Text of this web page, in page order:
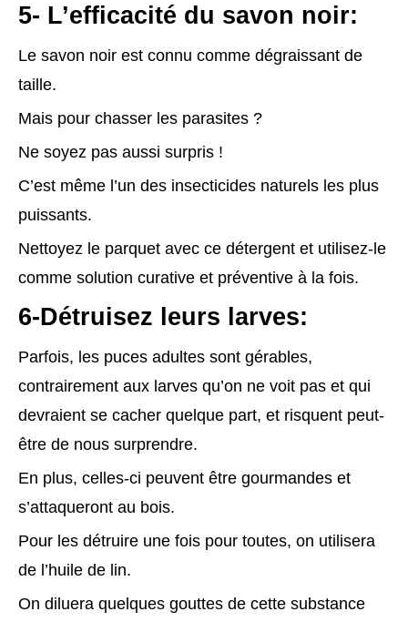
5- L’efficacité du savon noir:
Le savon noir est connu comme dégraissant de
taille.
Mais pour chasser les parasites ?
Ne soyez pas aussi surpris !
C’est même l’un des insecticides naturels les plus
puissants.
Nettoyez le parquet avec ce détergent et utilisez-le
comme solution curative et préventive à la fois.
6-Détruisez leurs larves:
Parfois, les puces adultes sont gérables,
contrairement aux larves qu’on ne voit pas et qui
devraient se cacher quelque part, et risquent peut-
être de nous surprendre.
En plus, celles-ci peuvent être gourmandes et
s’attaqueront au bois.
Pour les détruire une fois pour toutes, on utilisera
de l’huile de lin.
On diluera quelques gouttes de cette substance